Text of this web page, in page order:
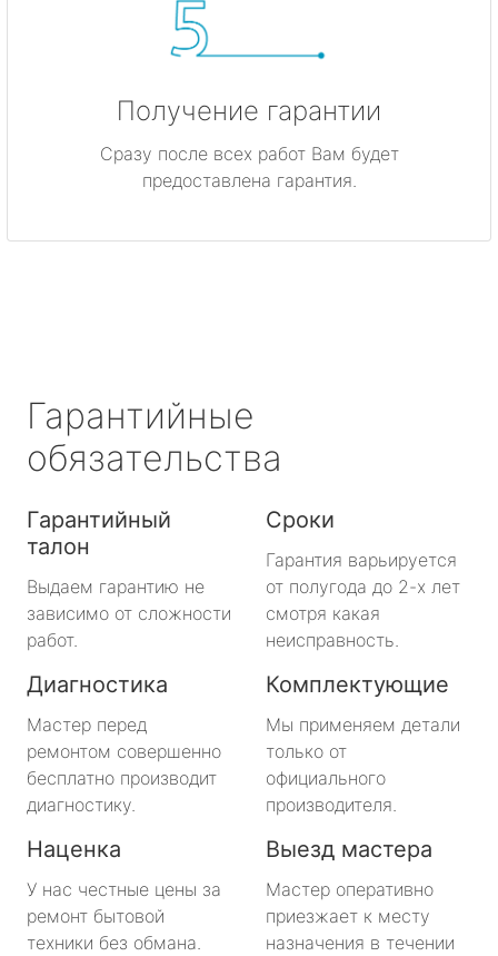
Получение гарантии
Сразу после всех работ Вам будет
предоставлена гарантия.
Гарантийные
обязательства
Гарантийный
талон
Выдаем гарантию не
зависимо от сложности
работ.
Сроки
Гарантия варьируется
от полугода до 2-х лет
смотря какая
неисправность.
Диагностика
Мастер перед
ремонтом совершенно
бесплатно производит
диагностику.
Комплектующие
Мы применяем детали
только от
официального
производителя.
Наценка
У нас честные цены за
ремонт бытовой
техники без обмана.
Выезд мастера
Мастер оперативно
приезжает к месту
назначения в течении